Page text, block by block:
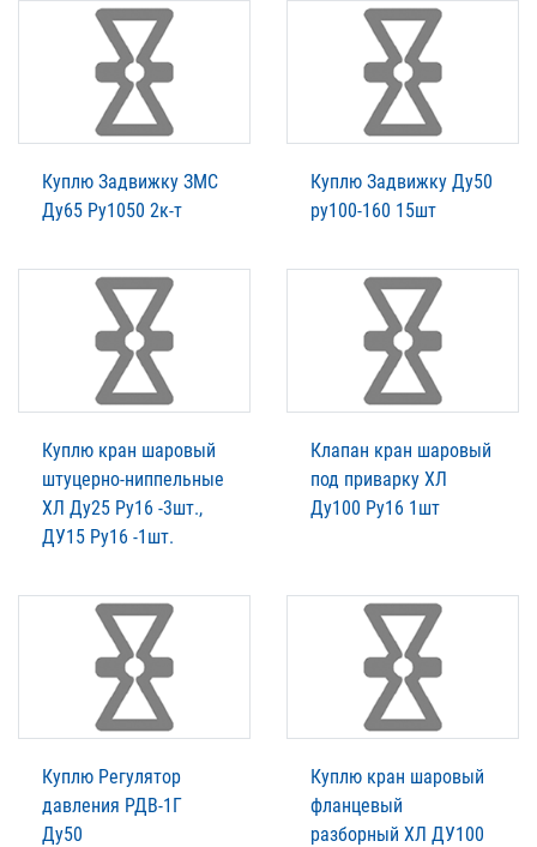
Куплю Задвижку ЗМС
Ду65 Ру1050 2к-т
Куплю Задвижку Ду50
ру100-160 15шт
Куплю кран шаровый
штуцерно-ниппельные
ХЛ Ду25 Ру16 -3шт.,
ДУ15 Ру16 -1шт.
Клапан кран шаровый
под приварку ХЛ
Ду100 Ру16 1шт
Куплю Регулятор
давления РДВ-1Г
Ду50
Куплю кран шаровый
фланцевый
разборный ХЛ ДУ100